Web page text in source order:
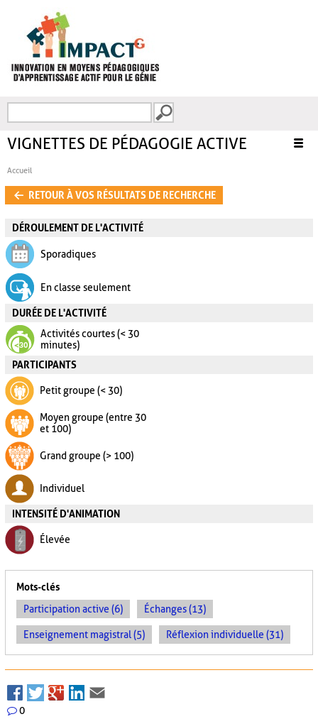
FORMULAIRE DE
VIGNETTES DE PÉDAGOGIE ACTIVE
Accueil
RETOUR À VOS RÉSULTATS DE RECHERCHE
DÉROULEMENT DE L'ACTIVITÉ
Sporadiques
En classe seulement
DURÉE DE L'ACTIVITÉ
Activités courtes (< 30
minutes)
PARTICIPANTS
Petit groupe (< 30)
Moyen groupe (entre 30
et 100)
Grand groupe (> 100)
Individuel
INTENSITÉ D'ANIMATION
Élevée
Mots-clés
Participation active (6)
Échanges (13)
Enseignement magistral (5) Réflexion individuelle (31)
0